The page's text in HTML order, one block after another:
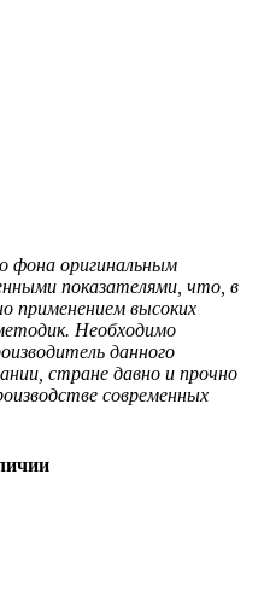
фона оригинальным
показателями, что, в
применением высоких
Необходимо
данного
стране давно и прочно
современных